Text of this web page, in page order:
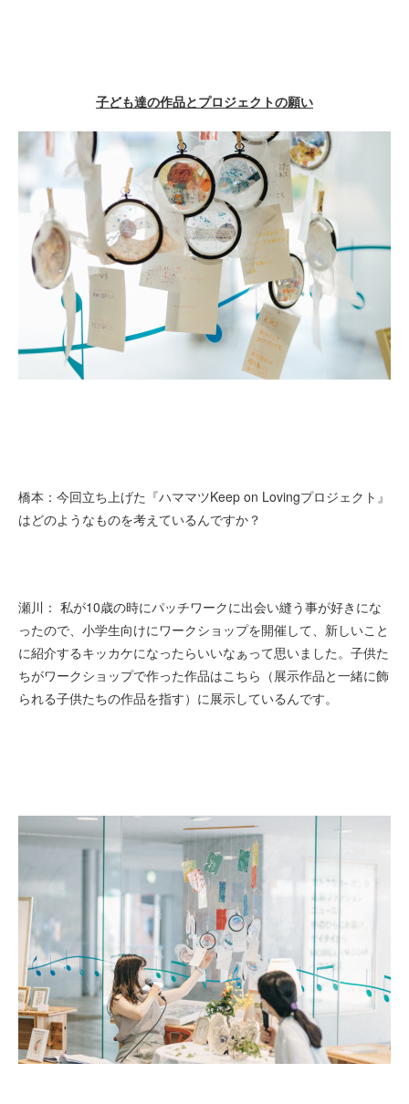
子ども達の作品とプロジェクトの願い
橋本：今回立ち上げた『ハママツKeep on Lovingプロジェクト』
はどのようなものを考えているんですか？
瀬川： 私が10歳の時にパッチワークに出会い縫う事が好きにな
ったので、小学生向けにワークショップを開催して、新しいこと
に紹介するキッカケになったらいいなぁって思いました。子供た
ちがワークショップで作った作品はこちら（展示作品と一緒に飾
られる子供たちの作品を指す）に展示しているんです。